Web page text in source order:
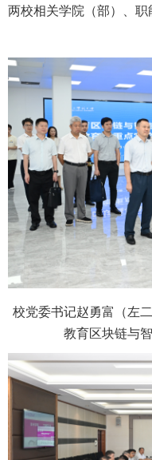
两校相关学院（部）、职
校党委书记赵勇富（左
教育区块链与